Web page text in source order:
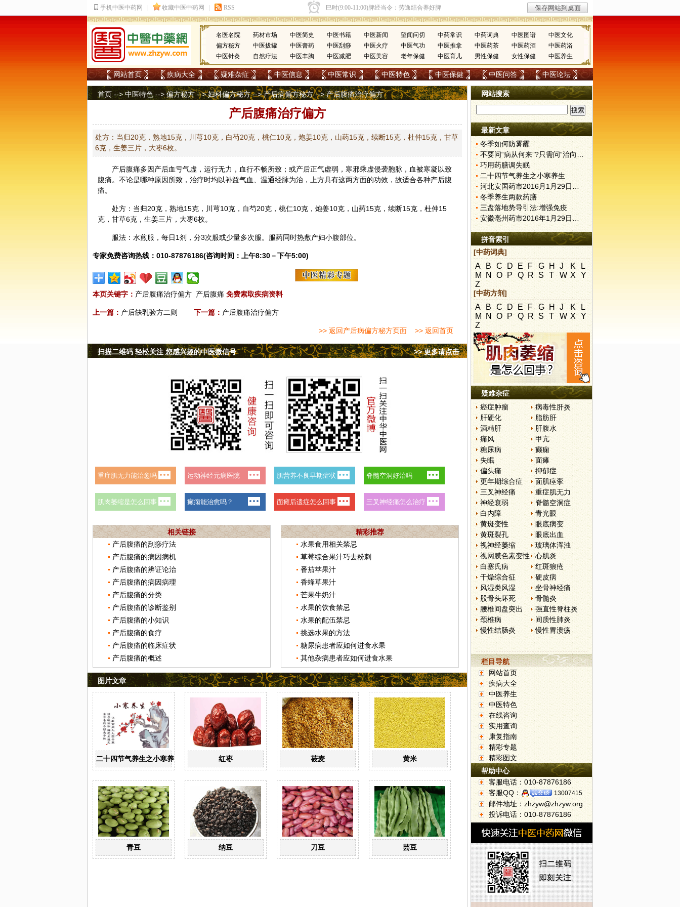
名医名院 药材市场 中医简史 中医书籍 中医新闻 望闻问切 中药常识 中药词典 中医图谱
中医文化
偏方秘方
中医拔罐 中医膏药 中医刮痧 中医火疗 中医气功 中医推拿 中医药茶 中医药酒
中医药浴
中医针灸
自然疗法 中医丰胸 中医减肥 中医美容 老年保健 中医育儿 男性保健 女性保健 中医养生
网站首页 疾病大全 疑难杂症 中医信息 中医常识 中医特色 中医保健 中医问答 中医论坛
首页 -->中医特色 -->偏方秘方-->妇科偏方秘方-->产后病偏方秘方--> 产后腹痛治疗偏方
产后腹痛治疗偏方
处方：当归20克，熟地15克，川芎10克，白芍20克，桃仁10克，炮姜10克，山药15克，续断15克，杜仲15克，甘草
6克，生姜三片，大枣6枚。
产后腹痛多因产后血亏气虚，运行无力，血行不畅所致；或产后正气虚弱，寒邪乘虚侵袭胞脉，血被寒凝以致
腹痛。不论是哪种原因所致，治疗时均以补益气血、温通经脉为治，上方具有这两方面的功效，故适合各种产后腹
痛。
处方： 当归20克，熟地15克， 川芎10克， 白芍20克，桃仁10克，炮姜10克， 山药15克， 续断15克， 杜仲15
克， 甘草6克， 生姜三片， 大枣6枚。
服法：水煎服，每日1剂，分3次服或少量多次服。服药同时热敷产妇小腹部位。
专家免费咨询热线：010-87876186(咨询时间：上午8:30－下午5:00)
本页关键字： 产后腹痛治疗偏方 产后腹痛 免费索取疾病资料
上一篇： 产后缺乳验方二则 下一篇： 产后腹痛治疗偏方
>> 返回产后病偏方秘方页面 >> 返回首页
>> 更多请点击
扫描二维码 轻松关注 您感兴趣的中医微信号
相关链接
产后腹痛的刮痧疗法
产后腹痛的病因病机
产后腹痛的辨证论治
产后腹痛的病因病理
产后腹痛的分类
产后腹痛的诊断鉴别
产后腹痛的小知识
产后腹痛的食疗
产后腹痛的临床症状
产后腹痛的概述
精彩推荐
水果食用相关禁忌
草莓综合果汁巧去粉刺
番茄苹果汁
香蜂草果汁
芒果牛奶汁
水果的饮食禁忌
水果的配伍禁忌
挑选水果的方法
糖尿病患者应如何进食水果
其他杂病患者应如何进食水果
图片文章
二十四节气养生之小寒养生 红枣 莜麦 黄米
青豆 纳豆 刀豆 芸豆
网站搜索
最新文章
冬季如何防雾霾
不要问“病从何来”?只需问“治向何去”?
巧用药膳调失眠
二十四节气养生之小寒养生
河北安国药市2016月1月29日快讯
冬季养生两款药膳
三盘落地势导引法:增强免疫
安徽亳州药市2016年1月29日快讯
拼音索引
[中药词典]
A B C D E F G H J K
L
M N O P Q R S T W X
Y
Z
[中药方剂]
A B C D E F G H J K
L
M N O P Q R S T W X
Y
Z
疑难杂症
癌症肿瘤
病毒性肝炎
肝硬化
脂肪肝
酒精肝
肝腹水
痛风
甲亢
糖尿病
癫痫
失眠
面瘫
偏头痛
抑郁症
更年期综合症
面肌痉挛
三叉神经痛
重症肌无力
神经衰弱
脊髓空洞症
白内障
青光眼
黄斑变性
眼底病变
黄斑裂孔
眼底出血
视神经萎缩
玻璃体浑浊
视网膜色素变性
心肌炎
白塞氏病
红斑狼疮
干燥综合征
硬皮病
风湿类风湿
坐骨神经痛
股骨头坏死
骨髓炎
腰椎间盘突出
强直性脊柱炎
颈椎病
间质性肺炎
慢性结肠炎
慢性胃溃疡
栏目导航
网站首页
疾病大全
中医养生
中医特色
在线咨询
实用查询
康复指南
精彩专题
精彩图文
帮助中心
客服电话：010-87876186
客服QQ：
13007415
邮件地址：zhzyw@zhzyw.org
投诉电话：010-87876186